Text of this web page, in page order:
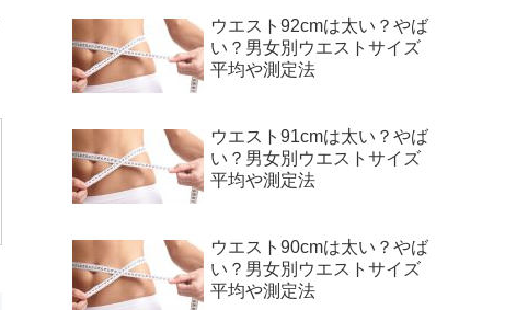
ウエスト92cmは太い？やば
い？男女別ウエストサイズ
平均や測定法
ウエスト91cmは太い？やば
い？男女別ウエストサイズ
平均や測定法
ウエスト90cmは太い？やば
い？男女別ウエストサイズ
平均や測定法